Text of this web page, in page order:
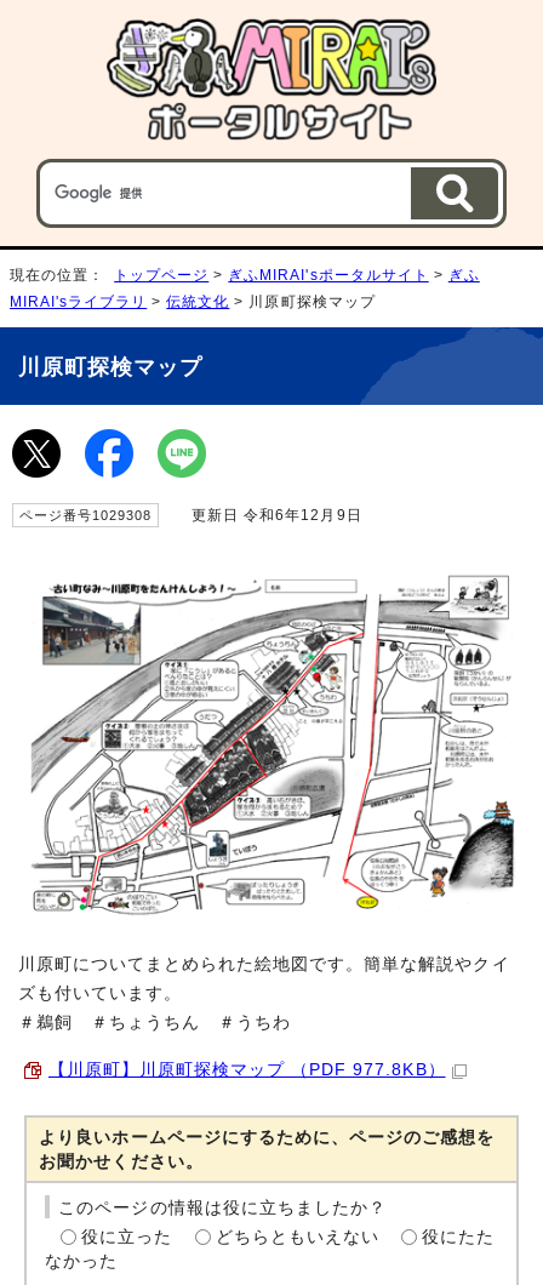
現在の位置： トップページ > ぎふMIRAI'sポータルサイト > ぎふ
MIRAI'sライブラリ >伝統文化 > 川原町探検マップ
川原町探検マップ
ページ番号1029308 更新日 令和6年12月9日
川原町についてまとめられた絵地図です。簡単な解説やクイ
ズも付いています。
＃鵜飼 ＃ちょうちん ＃うちわ
【川原町】川原町探検マップ （PDF 977.8KB）
より良いホームページにするために、ページのご感想を
お聞かせください。
このページの情報は役に立ちましたか？
役に立った
どちらともいえない
役にたた
なかった